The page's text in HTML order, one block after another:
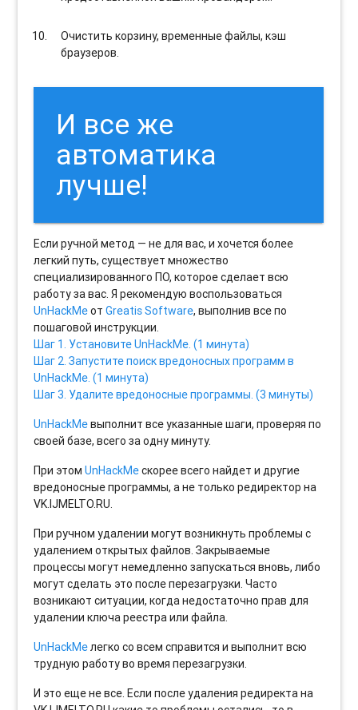
Очистить корзину, временные файлы, кэш
браузеров.
И все же
автоматика
лучше!
Если ручной метод — не для вас, и хочется более
легкий путь, существует множество
специализированного ПО, которое сделает всю
работу за вас. Я рекомендую воспользоваться
UnHackMeотGreatis Software, выполнив все по
пошаговой инструкции.
Шаг 1. Установите UnHackMe. (1 минута)
Шаг 2. Запустите поиск вредоносных программ в
UnHackMe. (1 минута)
Шаг 3. Удалите вредоносные программы. (3 минуты)
UnHackMeвыполнит все указанные шаги, проверяя по
своей базе, всего за одну минуту.
При этомUnHackMeскорее всего найдет и другие
вредоносные программы, а не только редиректор на
VK.IJMELTO.RU.
При ручном удалении могут возникнуть проблемы с
удалением открытых файлов. Закрываемые
процессы могут немедленно запускаться вновь, либо
могут сделать это после перезагрузки. Часто
возникают ситуации, когда недостаточно прав для
удалении ключа реестра или файла.
UnHackMeлегко со всем справится и выполнит всю
трудную работу во время перезагрузки.
И это еще не все. Если после удаления редиректа на